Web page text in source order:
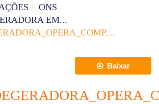
ONS
EM...
Baixar